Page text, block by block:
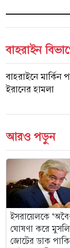
বাহরাইন
বাহরাইনে মার্কিন
ইরানের হামলা
আরও পড়ুন
ইসরায়েলকে ‘অবৈধ
ঘোষণা করে
জোটের ডাক